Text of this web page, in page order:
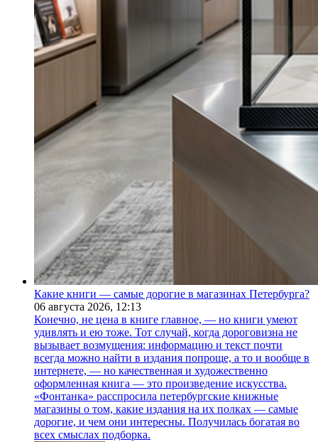
Какие книги — самые дорогие в магазинах Петербурга?
06 августа 2026, 12:13
Конечно, не цена в книге главное, — но книги умеют
удивлять и ею тоже. Тот случай, когда дороговизна не
вызывает возмущения: информацию и текст почти
всегда можно найти в издания попроще, а то и вообще в
интернете, — но качественная и художественно
оформленная книга — это произведение искусства.
«Фонтанка» расспросила петербургские книжные
магазины о том, какие издания на их полках — самые
дорогие, и чем они интересны. Получилась богатая во
всех смыслах подборка.